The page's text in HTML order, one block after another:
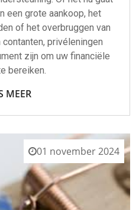
een grote aankoop, het
of het overbruggen van
privéleningen
zijn om uw financiële
bereiken.
MEER
01 november 2024